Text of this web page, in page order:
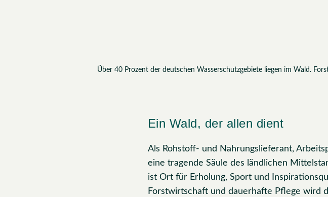
Über 40 Prozent der deutschen Wasserschutzgebiete liegen im Wald.
Ein Wald, der allen dient
Als Rohstoff- und Nahrungslieferant,
eine tragende Säule des ländlichen
ist Ort für Erholung, Sport und
Forstwirtschaft und dauerhafte Pflege wird